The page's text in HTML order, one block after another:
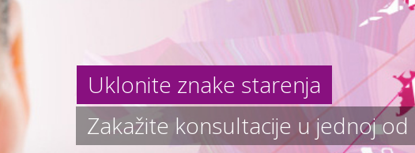
Uklonite znake starenja
Zakažite konsultacije u jednoj od